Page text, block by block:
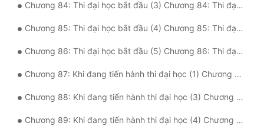
Chương 84: Thi đại học bắt đầu (3) Chương 84: Thi đại học bắt đầu (3)
Chương 85: Thi đại học bắt đầu (4) Chương 85: Thi đại học bắt đầu (4)
Chương 86: Thi đại học bắt đầu (5) Chương 86: Thi đại học bắt đầu (5)
Chương 87: Khi đang tiến hành thi đại học (1) Chương 87: Khi đang tiến hành thi đại học (1)
Chương 88: Khi đang tiến hành thi đại học (3) Chương 88: Khi đang tiến hành thi đại học (3)
Chương 89: Khi đang tiến hành thi đại học (4) Chương 89: Khi đang tiến hành thi đại học (4)